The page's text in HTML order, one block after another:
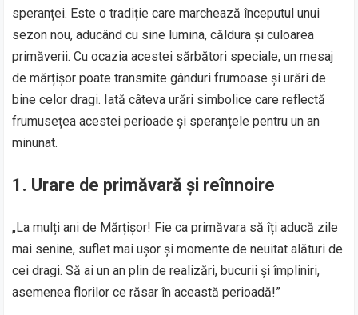
speranței. Este o tradiție care marchează începutul unui
sezon nou, aducând cu sine lumina, căldura și culoarea
primăverii. Cu ocazia acestei sărbători speciale, un mesaj
de mărțișor poate transmite gânduri frumoase și urări de
bine celor dragi. Iată câteva urări simbolice care reflectă
frumusețea acestei perioade și speranțele pentru un an
minunat.
1. Urare de primăvară și reînnoire
„La mulți ani de Mărțișor! Fie ca primăvara să îți aducă zile
mai senine, suflet mai ușor și momente de neuitat alături de
cei dragi. Să ai un an plin de realizări, bucurii și împliniri,
asemenea florilor ce răsar în această perioadă!”